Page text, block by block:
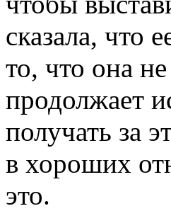
сказала, что
то, что она
продолжает
получать за
в хороших
это.